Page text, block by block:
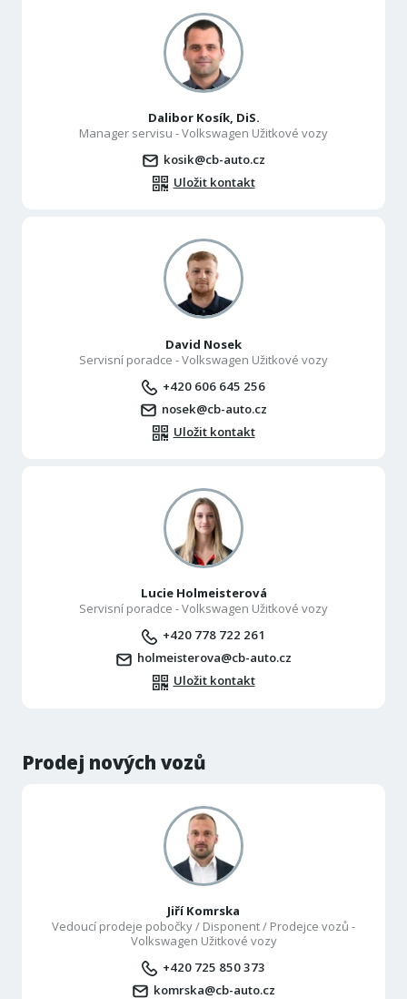
Dalibor Kosík, DiS.
Manager servisu - Volkswagen Užitkové vozy
kosik@cb-auto.cz
Uložit kontakt
David Nosek
Servisní poradce - Volkswagen Užitkové vozy
+420 606 645 256
nosek@cb-auto.cz
Uložit kontakt
Lucie Holmeisterová
Servisní poradce - Volkswagen Užitkové vozy
+420 778 722 261
holmeisterova@cb-auto.cz
Uložit kontakt
Prodej nových vozů
Jiří Komrska
Vedoucí prodeje pobočky / Disponent / Prodejce vozů -
Volkswagen Užitkové vozy
+420 725 850 373
komrska@cb-auto.cz